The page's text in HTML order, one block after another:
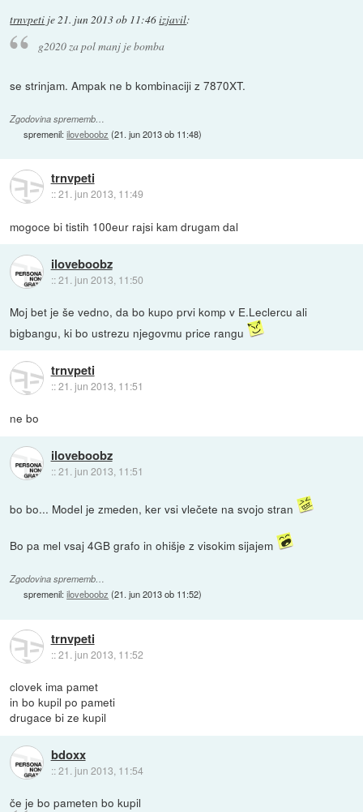
trnvpeti je 21. jun 2013 ob 11:46izjavil:
g2020 za pol manj je bomba
se strinjam. Ampak ne b kombinaciji z 7870XT.
Zgodovina sprememb…
spremenil:iloveboobz (21. jun 2013 ob 11:48)
trnvpeti
::21. jun 2013, 11:49
mogoce bi tistih 100eur rajsi kam drugam dal
iloveboobz
::21. jun 2013, 11:50
Moj bet je še vedno, da bo kupo prvi komp v E.Leclercu ali
bigbangu, ki bo ustrezu njegovmu price rangu
trnvpeti
::21. jun 2013, 11:51
ne bo
iloveboobz
::21. jun 2013, 11:51
bo bo... Model je zmeden, ker vsi vlečete na svojo stran
Bo pa mel vsaj 4GB grafo in ohišje z visokim sijajem
Zgodovina sprememb…
spremenil:iloveboobz (21. jun 2013 ob 11:52)
trnvpeti
::21. jun 2013, 11:52
clovek ima pamet
in bo kupil po pameti
drugace bi ze kupil
bdoxx
::21. jun 2013, 11:54
če je bo pameten bo kupil